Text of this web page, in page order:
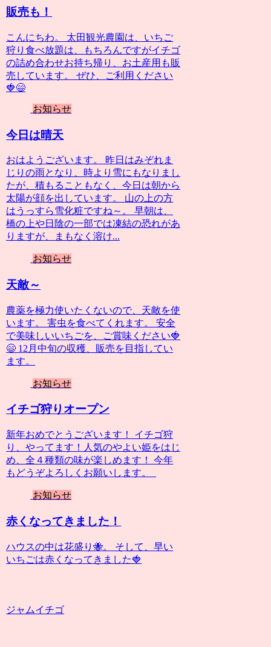
販売も！
こんにちわ。 太田観光農園は、いちご
狩り食べ放題は、もちろんですがイチゴ
の詰め合わせお持ち帰り、お土産用も販
売しています。 ぜひ、ご利用ください
🍓😄
お知らせ
今日は晴天
おはようございます。 昨日はみぞれま
じりの雨となり、時より雪にもなりまし
たが、積もることもなく、今日は朝から
太陽が顔を出しています。 山の上の方
はうっすら雪化粧ですね～。 早朝は、
橋の上や日陰の一部では凍結の恐れがあ
りますが、まもなく溶け...
お知らせ
天敵～
農薬を極力使いたくないので、天敵を使
います。 害虫を食べてくれます。 安全
で美味しいいちごを、ご賞味ください🍓
😄 12月中旬の収穫、販売を目指してい
ます。
お知らせ
イチゴ狩りオープン
新年おめでとうございます！ イチゴ狩
り、やってます！人気のやよい姫をはじ
め、全４種類の味が楽しめます！ 今年
もどうぞよろしくお願いします。
お知らせ
赤くなってきました！
ハウスの中は花盛り🐝。 そして、早い
いちごは赤くなってきました🍓
ジャムイチゴ